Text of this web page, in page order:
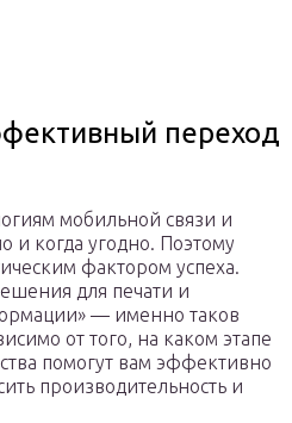
переход
мобильной связи и
и когда угодно. Поэтому
фактором успеха.
для печати и
— именно таков
от того, на каком этапе
помогут вам эффективно
производительность и